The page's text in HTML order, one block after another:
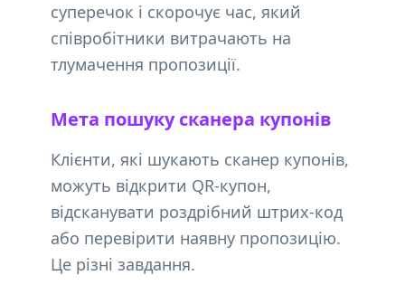
суперечок і скорочує час, який
співробітники витрачають на
тлумачення пропозиції.
Мета пошуку сканера купонів
Клієнти, які шукають сканер купонів,
можуть відкрити QR-купон,
відсканувати роздрібний штрих-код
або перевірити наявну пропозицію.
Це різні завдання.